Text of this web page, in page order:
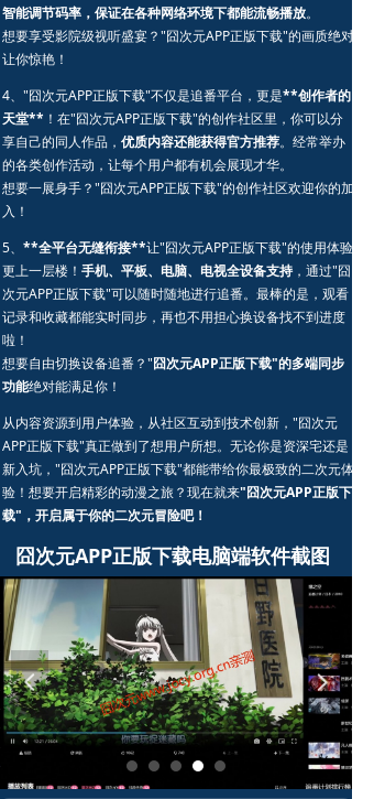
智能调节码率，保证在各种网络环境下都能流畅播放。
想要享受影院级视听盛宴？"囧次元APP正版下载"的画质绝对
让你惊艳！
4、"囧次元APP正版下载"不仅是追番平台，更是**创作者的
天堂** ！在"囧次元APP正版下载"的创作社区里，你可以分
享自己的同人作品， 优质内容还能获得官方推荐。经常举办
的各类创作活动，让每个用户都有机会展现才华。
想要一展身手？"囧次元APP正版下载"的创作社区欢迎你的加
入！
5、 **全平台无缝衔接**让"囧次元APP正版下载"的使用体验
更上一层楼！ 手机、平板、电脑、电视全设备支持，通过"囧
次元APP正版下载"可以随时随地进行追番。最棒的是，观看
记录和收藏都能实时同步，再也不用担心换设备找不到进度
啦！
想要自由切换设备追番？"囧次元APP正版下载"的多端同步
功能绝对能满足你！
从内容资源到用户体验，从社区互动到技术创新，"囧次元
APP正版下载"真正做到了想用户所想。无论你是资深宅还是
新入坑，"囧次元APP正版下载"都能带给你最极致的二次元体
验！想要开启精彩的动漫之旅？现在就来"囧次元APP正版下
载"，开启属于你的二次元冒险吧！
넳 넲
囧次元APP正版下载电脑端软件截图